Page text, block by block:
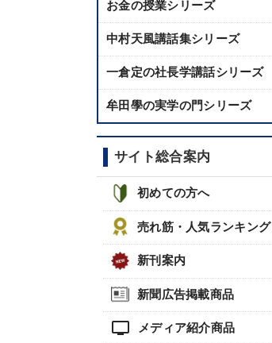
お金の授業シリーズ
中村天風講話集シリーズ
一倉定の社長学講話シリーズ
牟田學の実学の門シリーズ
サイト総合案内
初めての方へ
売れ筋・人気ランキング
新刊案内
新聞広告掲載商品
tv メディア紹介商品